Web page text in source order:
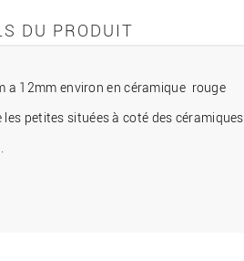
DU PRODUIT
a 12mm environ en céramique rouge
petites situées à coté des céramiques .